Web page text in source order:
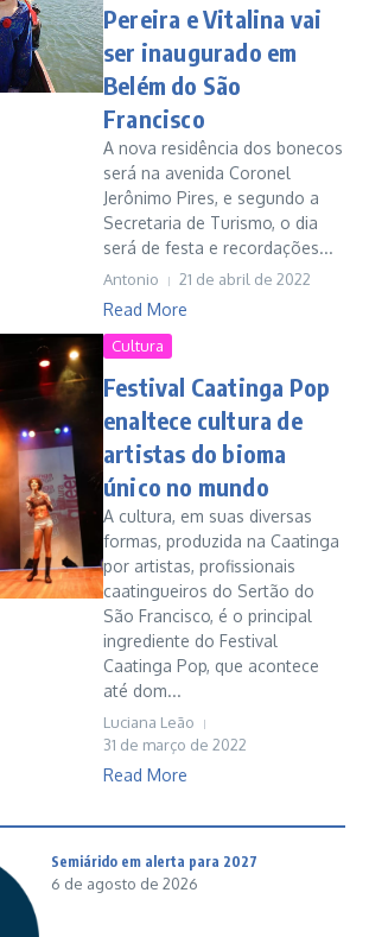
Pereira e Vitalina vai
ser inaugurado em
Belém do São
Francisco
A nova residência dos bonecos
será na avenida Coronel
Jerônimo Pires, e segundo a
Secretaria de Turismo, o dia
será de festa e recordações...
Antonio 21 de abril de 2022
Read More
Cultura
Festival Caatinga Pop
enaltece cultura de
artistas do bioma
único no mundo
A cultura, em suas diversas
formas, produzida na Caatinga
por artistas, profissionais
caatingueiros do Sertão do
São Francisco, é o principal
ingrediente do Festival
Caatinga Pop, que acontece
até dom...
Luciana Leão
31 de março de 2022
Read More
Semiárido em alerta para 2027
6 de agosto de 2026